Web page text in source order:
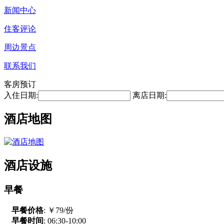
新闻中心
住客评论
周边景点
联系我们
客房预订
入住日期:
离店日期:
酒店地图
酒店设施
早餐
早餐价格: ￥79/份
早餐时间: 06:30-10:00